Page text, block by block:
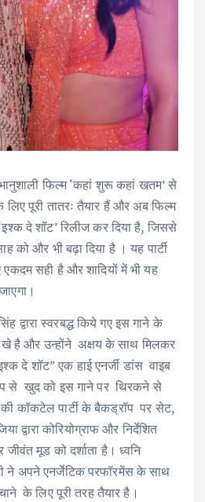
फिल्म ‘कहां शुरू कहां खतम’ से
पूरी तातरः तैयार हैं और अब फिल्म
दे शॉट’ रिलीज कर दिया है, जिससे
को और भी बढ़ा दिया है । यह पार्टी
सही है और शादियों में भी यह
द्वारा स्वरबद्ध किये गए इस गाने के
है और उन्होंने अक्षय के साथ मिलकर
दे शॉट” एक हाई एनर्जी डांस वाइब
से खुद को इस गाने पर थिरकने से
कॉकटेल पार्टी के बैकड्रॉप पर सेट,
द्वारा कोरियोग्राफ और निर्देशित
मूड को दर्शाता है। ध्वनि
ने अपने एनर्जेटिक परफॉरमेंस के साथ
के लिए पूरी तरह तैयार है।